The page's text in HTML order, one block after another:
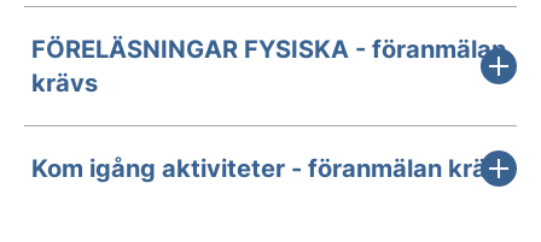
FÖRELÄSNINGAR FYSISKA - föranmälan
krävs
Kom igång aktiviteter - föranmälan krävs